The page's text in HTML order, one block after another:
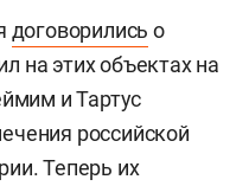
договорились о
на этих объектах на
и Тартус
российской
Теперь их